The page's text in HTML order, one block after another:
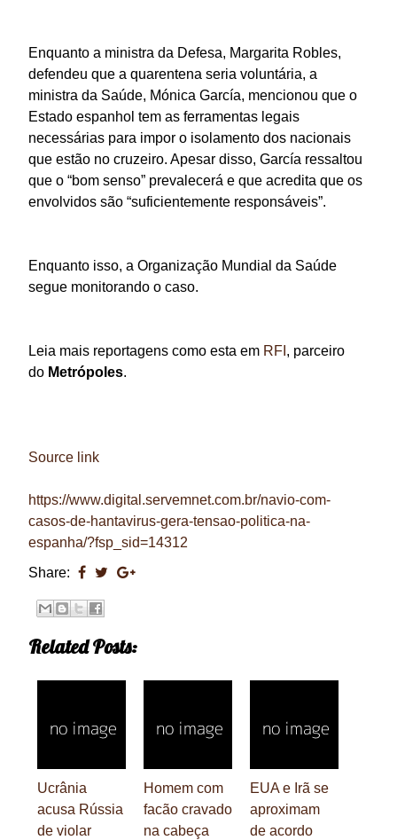
Enquanto a ministra da Defesa, Margarita Robles,
defendeu que a quarentena seria voluntária, a
ministra da Saúde, Mónica García, mencionou que o
Estado espanhol tem as ferramentas legais
necessárias para impor o isolamento dos nacionais
que estão no cruzeiro. Apesar disso, García ressaltou
que o “bom senso” prevalecerá e que acredita que os
envolvidos são “suficientemente responsáveis”.
Enquanto isso, a Organização Mundial da Saúde
segue monitorando o caso.
Leia mais reportagens como esta em RFI , parceiro
do Metrópoles.
Source link
https://www.digital.servemnet.com.br/navio-com-
casos-de-hantavirus-gera-tensao-politica-na-
espanha/?fsp_sid=14312
Share:
Related Posts:
Ucrânia
acusa Rússia
de violar
Homem com
facão cravado
na cabeça
EUA e Irã se
aproximam
de acordo